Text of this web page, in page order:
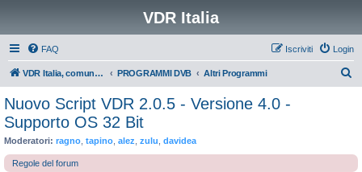
VDR Italia
FAQ Login
Iscriviti
VDR Italia, comunità italiana utilizzatori VDR PROGRAMMI DVB Altri Programmi
Nuovo Script VDR 2.0.5 - Versione 4.0 -
Supporto OS 32 Bit
Moderatori: ragno tapino alez zulu davidea
Regole del forum